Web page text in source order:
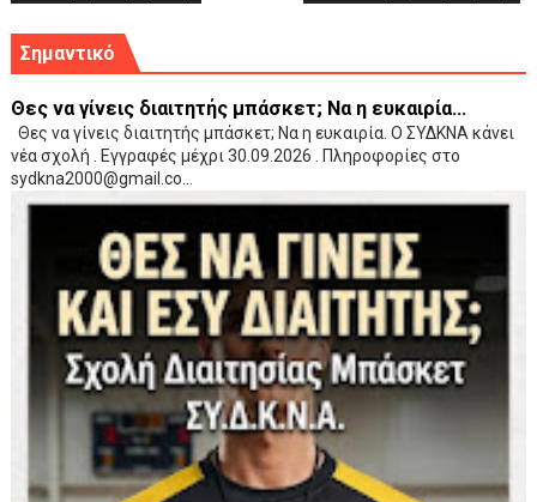
Σημαντικό
Θες να γίνεις διαιτητής μπάσκετ; Να η ευκαιρία...
Θες να γίνεις διαιτητής μπάσκετ; Να η ευκαιρία. Ο ΣΥΔΚΝΑ κάνει
νέα σχολή . Εγγραφές μέχρι 30.09.2026 . Πληροφορίες στο
sydkna2000@gmail.co...